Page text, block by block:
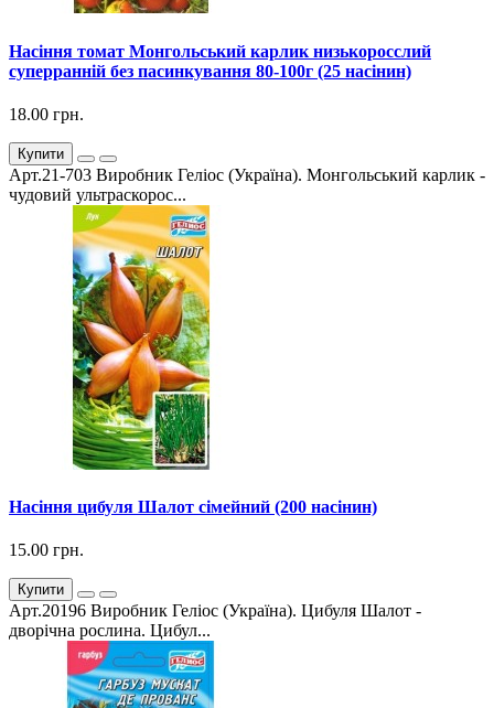
Насіння томат Монгольський карлик низькоросслий
суперранній без пасинкування 80-100г (25 насінин)
18.00 грн.
Купити
Арт.21-703 Виробник Геліос (Україна). Монгольський карлик -
чудовий ультраскорос...
Насіння цибуля Шалот сімейний (200 насінин)
15.00 грн.
Купити
Арт.20196 Виробник Геліос (Україна). Цибуля Шалот -
дворічна рослина. Цибул...